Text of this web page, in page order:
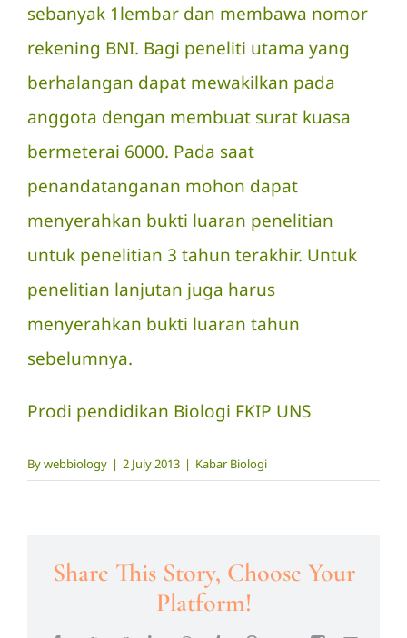
sebanyak 1lembar dan membawa nomor
rekening BNI. Bagi peneliti utama yang
berhalangan dapat mewakilkan pada
anggota dengan membuat surat kuasa
bermeterai 6000. Pada saat
penandatanganan mohon dapat
menyerahkan bukti luaran penelitian
untuk penelitian 3 tahun terakhir. Untuk
penelitian lanjutan juga harus
menyerahkan bukti luaran tahun
sebelumnya.
Prodi pendidikan Biologi FKIP UNS
Bywebbiology | 2 July 2013 | Kabar Biologi
Share This Story, Choose Your
Platform!